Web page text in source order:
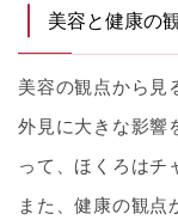
美容と健康の
美容の観点から見
外見に大きな影響
って、ほくろはチ
また、健康の観点